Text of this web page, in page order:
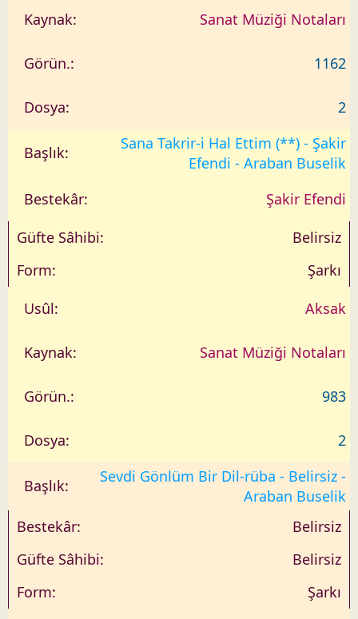
Sanat Müziği Notaları
1162
2
Sana Takrir-i Hal Ettim (**) - Şakir
Efendi - Araban Buselik
Şakir Efendi
Belirsiz
Şarkı
Aksak
Sanat Müziği Notaları
983
2
Sevdi Gönlüm Bir Dil-rüba - Belirsiz -
Araban Buselik
Belirsiz
Belirsiz
Şarkı